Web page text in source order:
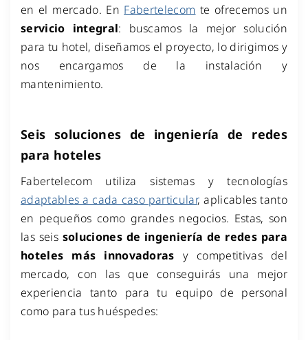
en el mercado. En Fabertelecom te ofrecemos un
servicio integral: buscamos la mejor solución
para tu hotel, diseñamos el proyecto, lo dirigimos y
nos encargamos de la instalación y
mantenimiento.
Seis soluciones de ingeniería de redes
para hoteles
Fabertelecom utiliza sistemas y tecnologías
adaptables a cada caso particular, aplicables tanto
en pequeños como grandes negocios. Estas, son
las seis soluciones de ingeniería de redes para
hoteles más innovadoras y competitivas del
mercado, con las que conseguirás una mejor
experiencia tanto para tu equipo de personal
como para tus huéspedes: